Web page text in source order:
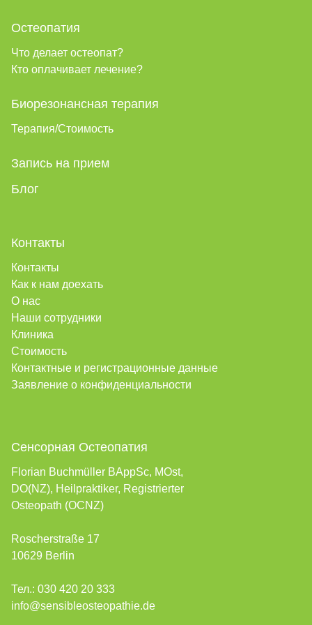
Остеопатия
Что делает остеопат?
Кто оплачивает лечение?
Биорезонансная терапия
Терапия/Стоимость
Запись на прием
Блог
Контакты
Контакты
Как к нам доехать
О нас
Наши сотрудники
Клиника
Стоимость
Контактные и регистрационные данные
Заявление о конфиденциальности
Сенсорная Остеопатия
Florian Buchmüller BAppSc, MOst,
DO(NZ), Heilpraktiker, Registrierter
Osteopath (OCNZ)
Roscherstraße 17
10629 Berlin
Тел.: 030 420 20 333
info@sensibleosteopathie.de